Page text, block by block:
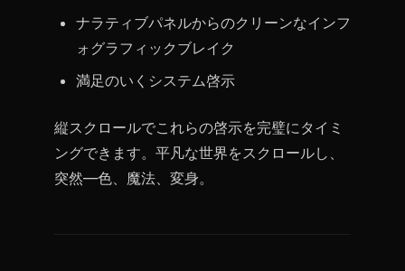
ナラティブパネルからのクリーンなインフ
ォグラフィックブレイク
満足のいくシステム啓示
縦スクロールでこれらの啓示を完璧にタイミ
ングできます。平凡な世界をスクロールし、
突然—色、魔法、変身。